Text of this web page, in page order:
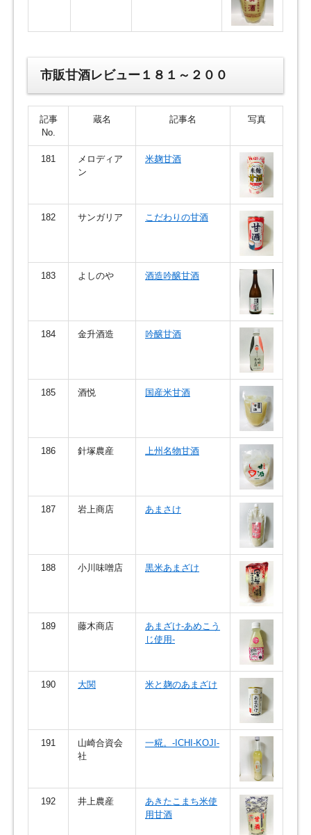
市販甘酒レビュー１８１～２００
記事
No.
蔵名 記事名 写真
181
メロディア
ン
米麹甘酒
182 サンガリア こだわりの甘酒
183 よしのや 酒造吟醸甘酒
184 金升酒造 吟醸甘酒
185 酒悦 国産米甘酒
186 針塚農産 上州名物甘酒
187 岩上商店 あまさけ
188 小川味噌店 黒米あまざけ
189 藤木商店
あまざけ-あめこう
じ使用-
190 大関 米と麹のあまざけ
191
山崎合資会
社
一糀。-ICHI-KOJI-
192 井上農産
あきたこまち米使
用甘酒